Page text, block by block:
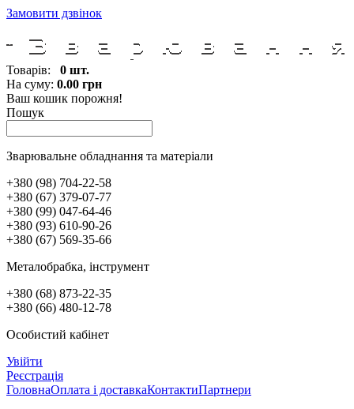
Замовити дзвінок
Товарів: 0 шт.
На суму: 0.00 грн
Ваш кошик порожня!
Пошук
Зварювальне обладнання та матеріали
+380 (98) 704-22-58
+380 (67) 379-07-77
+380 (99) 047-64-46
+380 (93) 610-90-26
+380 (67) 569-35-66
Металобрабка, інcтрумент
+380 (68) 873-22-35
+380 (66) 480-12-78
Особистий кабінет
Увійти
Реєстрація
ГоловнаОплата і доставкаКонтактиПартнери